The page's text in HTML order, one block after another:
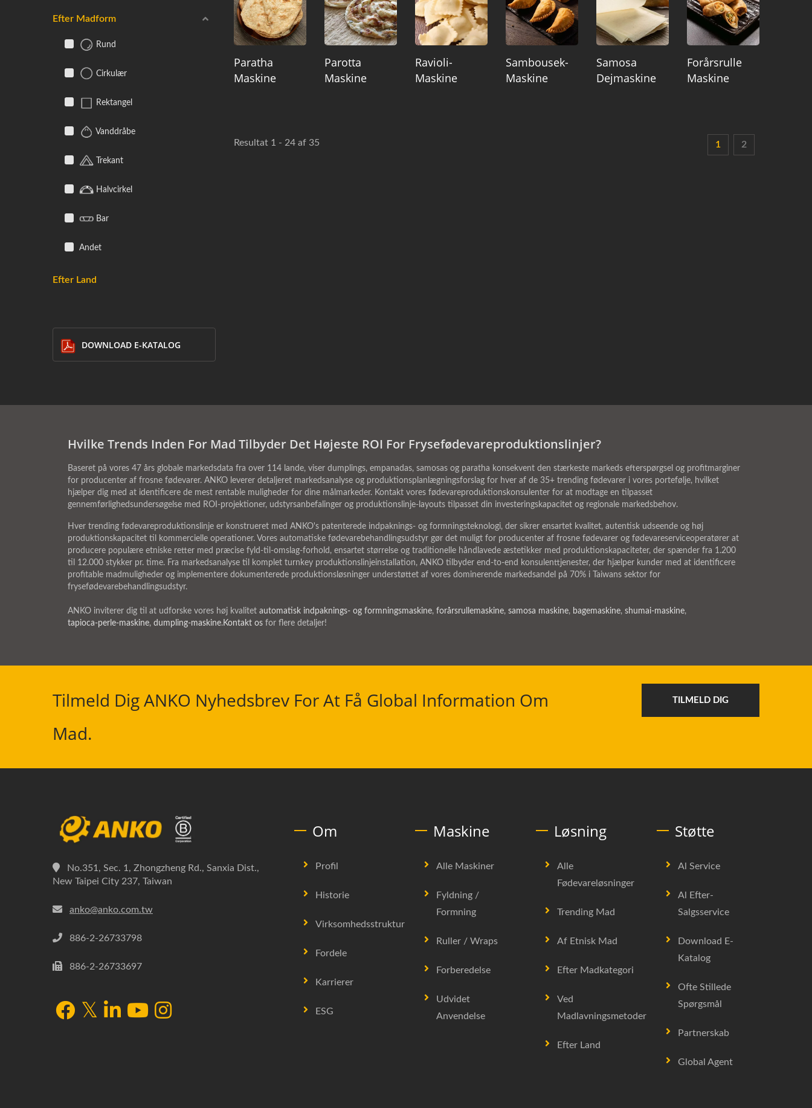
Efter Madform
Rund
Cirkulær
Rektangel
Vanddråbe
Trekant
Halvcirkel
Bar
Andet
Efter Land
DOWNLOAD E-KATALOG
Paratha
Maskine
Parotta
Maskine
Ravioli-
Maskine
Sambousek-
Maskine
Samosa
Dejmaskine
Forårsrulle
Maskine
Resultat 1 - 24 af 35 1 2
Hvilke Trends Inden For Mad Tilbyder Det Højeste ROI For Frysefødevareproduktionslinjer?
Baseret på vores 47 års globale markedsdata fra over 114 lande, viser dumplings, empanadas, samosas og paratha konsekvent den stærkeste markeds efterspørgsel og profitmarginer
for producenter af frosne fødevarer. ANKO leverer detaljeret markedsanalyse og produktionsplanlægningsforslag for hver af de 35+ trending fødevarer i vores portefølje, hvilket
hjælper dig med at identificere de mest rentable muligheder for dine målmarkeder. Kontakt vores fødevareproduktionskonsulenter for at modtage en tilpasset
gennemførlighedsundersøgelse med ROI-projektioner, udstyrsanbefalinger og produktionslinje-layouts tilpasset din investeringskapacitet og regionale markedsbehov.
Hver trending fødevareproduktionslinje er konstrueret med ANKO's patenterede indpaknings- og formningsteknologi, der sikrer ensartet kvalitet, autentisk udseende og høj
produktionskapacitet til kommercielle operationer. Vores automatiske fødevarebehandlingsudstyr gør det muligt for producenter af frosne fødevarer og fødevareserviceoperatører at
producere populære etniske retter med præcise fyld-til-omslag-forhold, ensartet størrelse og traditionelle håndlavede æstetikker med produktionskapaciteter, der spænder fra 1.200
til 12.000 stykker pr. time. Fra markedsanalyse til komplet turnkey produktionslinjeinstallation, ANKO tilbyder end-to-end konsulenttjenester, der hjælper kunder med at identificere
profitable madmuligheder og implementere dokumenterede produktionsløsninger understøttet af vores dominerende markedsandel på 70% i Taiwans sektor for
frysefødevarebehandlingsudstyr.
ANKO inviterer dig til at udforske vores høj kvalitet automatisk indpaknings- og formningsmaskine, forårsrullemaskine, samosa maskine, bagemaskine, shumai-maskine,
tapioca-perle-maskine, dumpling-maskine.Kontakt os for flere detaljer!
Tilmeld Dig ANKO Nyhedsbrev For At Få Global Information Om
Mad.
TILMELD DIG
No.351, Sec. 1, Zhongzheng Rd., Sanxia Dist.,
New Taipei City 237, Taiwan
anko@anko.com.tw
886-2-26733798
886-2-26733697
Om
Profil
Historie
Virksomhedsstruktur
Fordele
Karrierer
ESG
Maskine
Alle Maskiner
Fyldning /
Formning
Ruller / Wraps
Forberedelse
Udvidet
Anvendelse
Løsning
Alle
Fødevareløsninger
Trending Mad
Af Etnisk Mad
Efter Madkategori
Ved
Madlavningsmetoder
Efter Land
Støtte
Al Service
Al Efter-
Salgsservice
Download E-
Katalog
Ofte Stillede
Spørgsmål
Partnerskab
Global Agent